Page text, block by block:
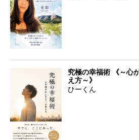
究極の幸福術 《～心
え方～》
ひーくん